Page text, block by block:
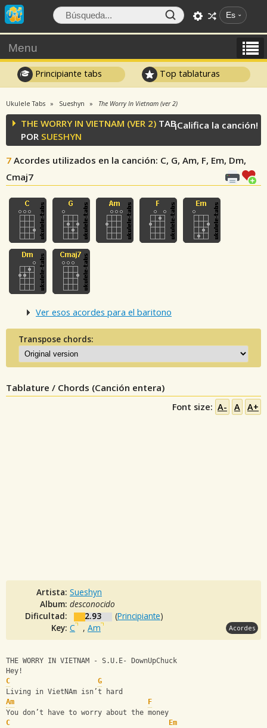
Es
Menu
Principiante tabs Top tablaturas
Ukulele Tabs Sueshyn The Worry In Vietnam (ver 2)
THE WORRY IN VIETNAM (VER 2) TAB
POR SUESHYN
7 Acordes utilizados en la canción: C, G, Am, F, Em, Dm,
Cmaj7
¡Califica la canción!
Ver esos acordes para el baritono
Transpose chords:
Tablature / Chords (Canción entera)
Font size: A- A A+
Artista: Sueshyn
Album: desconocido
Dificultad:
2.93 (Principiante)
Key: C , Am Acordes
THE WORRY IN VIETNAM - S.U.E- DownUpChuck
Hey!
C
G
Living in VietNAm isn’t hard
Am
F
You don’t have to worry about the money
C
Em